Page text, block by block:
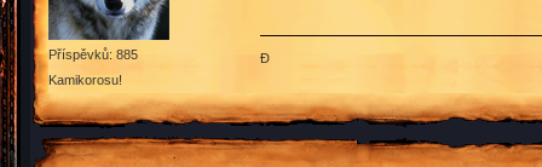
Příspěvků: 885
Kamikorosu!
Đ